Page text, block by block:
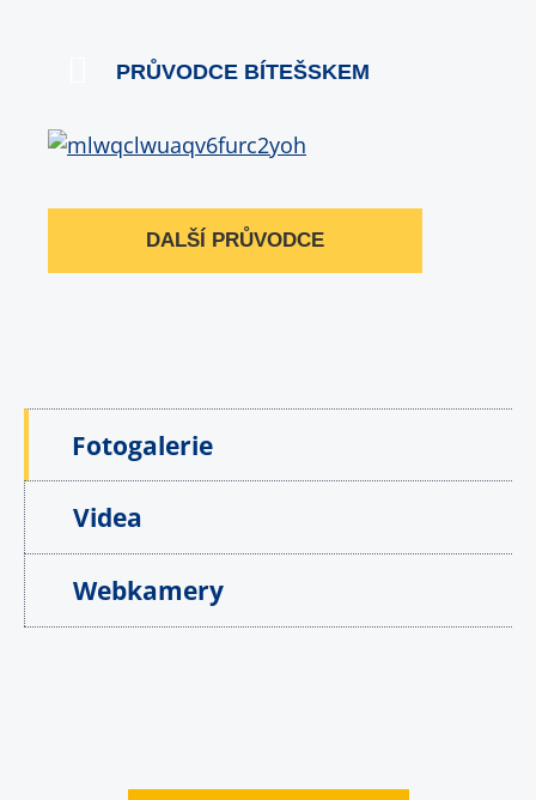
PRŮVODCE BÍTEŠSKEM
DALŠÍ PRŮVODCE
Fotogalerie
Videa
Webkamery